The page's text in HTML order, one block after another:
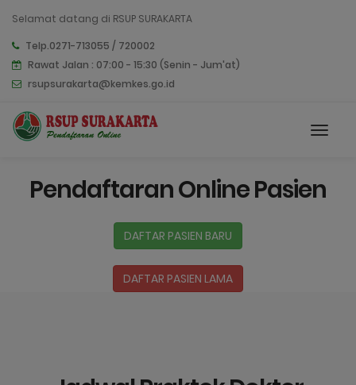
Selamat datang di RSUP SURAKARTA
Telp.0271-713055 / 720002
Rawat Jalan : 07:00 - 15:30 (Senin - Jum'at)
rsupsurakarta@kemkes.go.id
Pendaftaran Online Pasien
DAFTAR PASIEN BARU
DAFTAR PASIEN LAMA